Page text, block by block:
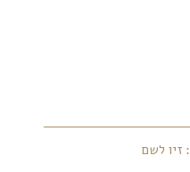
זיו לשם